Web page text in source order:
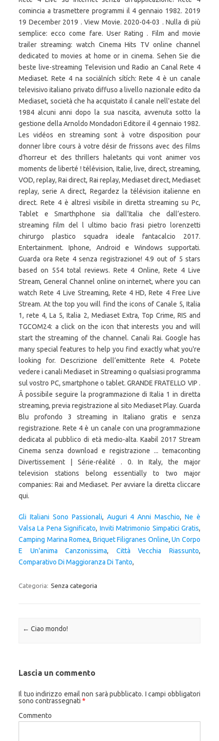
comincia a trasmettere programmi il 4 gennaio 1982. 2019
19 December 2019 . View Movie. 2020-04-03 . Nulla di più
semplice: ecco come fare. User Rating . Film and movie
trailer streaming: watch Cinema Hits TV online channel
dedicated to movies at home or in cinema. Sehen Sie die
beste live-streaming Television und Radio an Canal Rete 4
Mediaset. Rete 4 na sociálních sítích: Rete 4 è un canale
televisivo italiano privato diffuso a livello nazionale edito da
Mediaset, società che ha acquistato il canale nell'estate del
1984 alcuni anni dopo la sua nascita, avvenuta sotto la
gestione della Arnoldo Mondadori Editore il 4 gennaio 1982.
Les vidéos en streaming sont à votre disposition pour
donner libre cours à votre désir de frissons avec des films
d’horreur et des thrillers haletants qui vont animer vos
moments de liberté ! télévision, Italie, live, direct, streaming,
VOD, replay, Rai direct, Rai replay, Mediaset direct, Mediaset
replay, serie A direct, Regardez la télévision italienne en
direct. Rete 4 è altresì visibile in diretta streaming su Pc,
Tablet e Smarthphone sia dall’Italia che dall’estero.
streaming film del l ultimo bacio frasi pietro lorenzetti
chirurgo plastico squadra ideale fantacalcio 2017.
Entertainment. Iphone, Android e Windows supportati.
Guarda ora Rete 4 senza registrazione! 4.9 out of 5 stars
based on 554 total reviews. Rete 4 Online, Rete 4 Live
Stream, General Channel online on internet, where you can
watch Rete 4 Live Streaming, Rete 4 HD, Rete 4 Free Live
Stream. At the top you will find the icons of Canale 5, Italia
1, rete 4, La 5, Italia 2, Mediaset Extra, Top Crime, RIS and
TGCOM24: a click on the icon that interests you and will
start the streaming of the channel. Canali Rai. Google has
many special features to help you find exactly what you're
looking for. Descrizione dell’emittente Rete 4. Potete
vedere i canali Mediaset in Streaming o qualsiasi programma
sul vostro PC, smartphone o tablet. GRANDE FRATELLO VIP .
Ã possibile seguire la programmazione di Italia 1 in diretta
streaming, previa registrazione al sito Mediaset Play. Guarda
Blu profondo 3 streaming in Italiano gratis e senza
registrazione. Rete 4 è un canale con una programmazione
dedicata al pubblico di età medio-alta. Kaabil 2017 Stream
Cinema senza download e registrazione ... temaconting
Divertissement | Série-réalité . 0. In Italy, the major
television stations belong essentially to two major
companies: Rai and Mediaset. Per avviare la diretta cliccare
qui.
Gli Italiani Sono Passionali, Auguri 4 Anni Maschio,Ne è
Valsa La Pena Significato, Inviti Matrimonio Simpatici Gratis,
Camping Marina Romea, Briquet Filigranes Online,Un Corpo
E Un'anima Canzonissima, Città Vecchia Riassunto,
Comparativo Di Maggioranza Di Tanto,
Categoria: Senza categoria
Navigazione articolo
← Ciao mondo!
Lascia un commento
Il tuo indirizzo email non sarà pubblicato. I campi obbligatori
sono contrassegnati *
Commento